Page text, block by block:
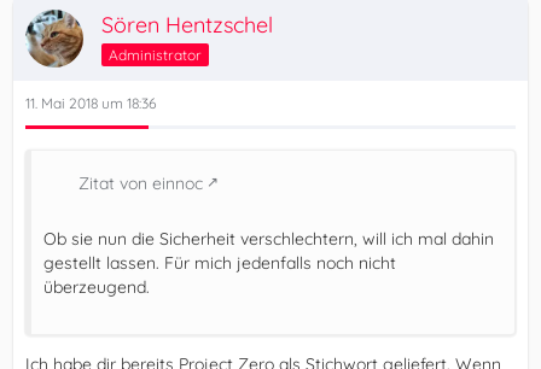
Sören Hentzschel
Administrator
11. Mai 2018 um 18:36
Zitat von einnoc
Ob sie nun die Sicherheit verschlechtern, will ich mal dahin
gestellt lassen. Für mich jedenfalls noch nicht
überzeugend.
Ich habe dir bereits Project Zero als Stichwort geliefert. Wenn